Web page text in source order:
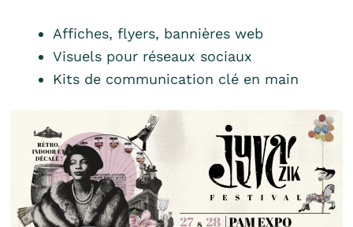
Affiches, flyers, bannières web
Visuels pour réseaux sociaux
Kits de communication clé en main